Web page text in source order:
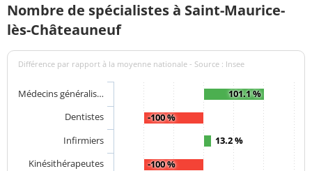
Nombre de spécialistes à Saint-Maurice-
lès-Châteauneuf
Différence par rapport à la moyenne nationale - Source : Insee
101.1 %
-100 %
13.2 %
-100 %
Médecins généralis…
Dentistes
Infirmiers
Kinésithérapeutes